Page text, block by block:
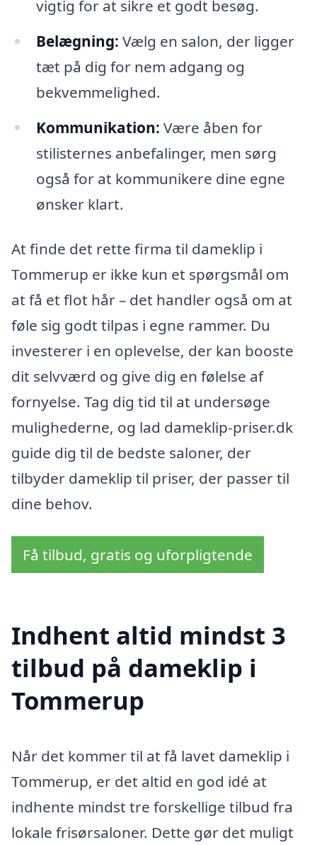
vigtig for at sikre et godt besøg.
Belægning: Vælg en salon, der ligger
tæt på dig for nem adgang og
bekvemmelighed.
Kommunikation: Være åben for
stilisternes anbefalinger, men sørg
også for at kommunikere dine egne
ønsker klart.
At finde det rette firma til dameklip i
Tommerup er ikke kun et spørgsmål om
at få et flot hår – det handler også om at
føle sig godt tilpas i egne rammer. Du
investerer i en oplevelse, der kan booste
dit selvværd og give dig en følelse af
fornyelse. Tag dig tid til at undersøge
mulighederne, og lad dameklip-priser.dk
guide dig til de bedste saloner, der
tilbyder dameklip til priser, der passer til
dine behov.
Få tilbud, gratis og uforpligtende
Indhent altid mindst 3
tilbud på dameklip i
Tommerup
Når det kommer til at få lavet dameklip i
Tommerup, er det altid en god idé at
indhente mindst tre forskellige tilbud fra
lokale frisørsaloner. Dette gør det muligt